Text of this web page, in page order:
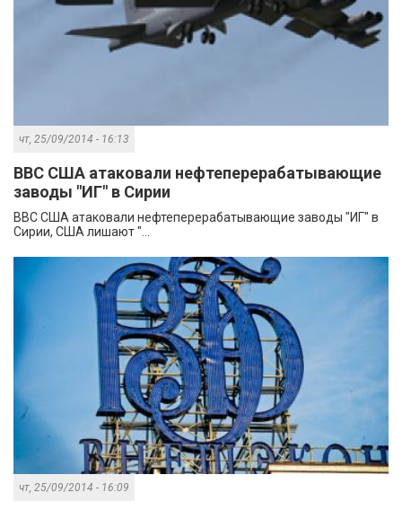
чт, 25/09/2014 - 16:13
ВВС США атаковали нефтеперерабатывающие
заводы "ИГ" в Сирии
ВВС США атаковали нефтеперерабатывающие заводы "ИГ" в
Сирии, США лишают "...
чт, 25/09/2014 - 16:09